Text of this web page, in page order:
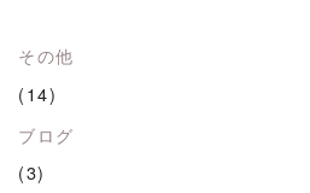
その他
(14)
ブログ
(3)